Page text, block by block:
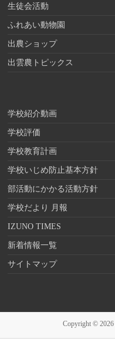
生徒会活動
ふれあい動物園
出農ショップ
出雲農トピックス
学校紹介動画
学校評価
学校教育計画
学校いじめ防止基本方針
部活動にかかる活動方針
学校だより 月報
IZUNO TIMES
新着情報一覧
サイトマップ
Copyright © 2026